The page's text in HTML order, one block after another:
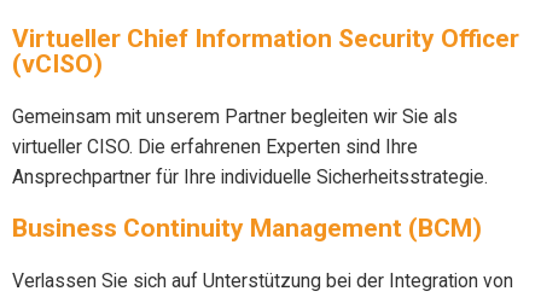
Virtueller Chief Information Security Officer
(vCISO)
Gemeinsam mit unserem Partner begleiten wir Sie als
virtueller CISO. Die erfahrenen Experten sind Ihre
Ansprechpartner für Ihre individuelle Sicherheitsstrategie.
Business Continuity Management (BCM)
Verlassen Sie sich auf Unterstützung bei der Integration von